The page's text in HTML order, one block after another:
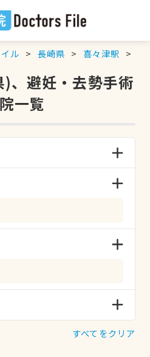
ル 長崎県 喜々津駅
、避妊・去勢手術
一覧
すべてをクリア